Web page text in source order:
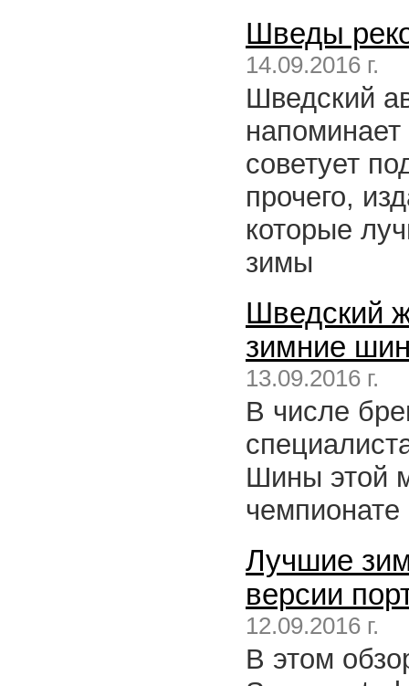
Шведы
14.09.2016 г.
Шведский
советует
прочего,
которые
зимы
Шведский
зимние
13.09.2016 г.
В числе
Шины этой
Лучшие
версии
12.09.2016 г.
В этом